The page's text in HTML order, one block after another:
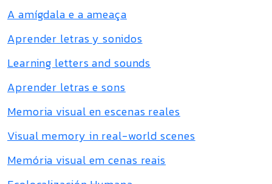
A amígdala e a ameaça
Aprender letras y sonidos
Learning letters and sounds
Aprender letras e sons
Memoria visual en escenas reales
Visual memory in real-world scenes
Memória visual em cenas reais